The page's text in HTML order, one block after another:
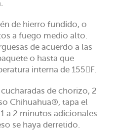
de hierro fundido, o
a fuego medio alto.
de acuerdo a las
o hasta que
interna de 155F.
de chorizo, 2
Chihuahua®, tapa el
a 2 minutos adicionales
se haya derretido.